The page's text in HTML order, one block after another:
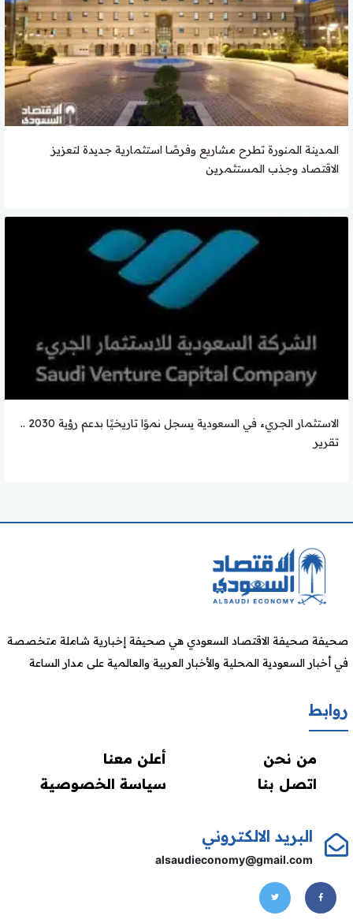
المدينة المنورة تطرح مشاريع وفرصًا استثمارية جديدة لتعزيز
الاقتصاد وجذب المستثمرين
الاستثمار الجريء في السعودية يسجل نموًا تاريخيًا بدعم رؤية 2030 ..
تقرير
صحيفة صحيفة الاقتصاد السعودي هي صحيفة إخبارية شاملة متخصصة
في أخبار السعودية المحلية والأخبار العربية والعالمية على مدار الساعة
روابط
من نحن
أعلن معنا
اتصل بنا
سياسة الخصوصية
البريد الالكتروني
alsaudieconomy@gmail.com